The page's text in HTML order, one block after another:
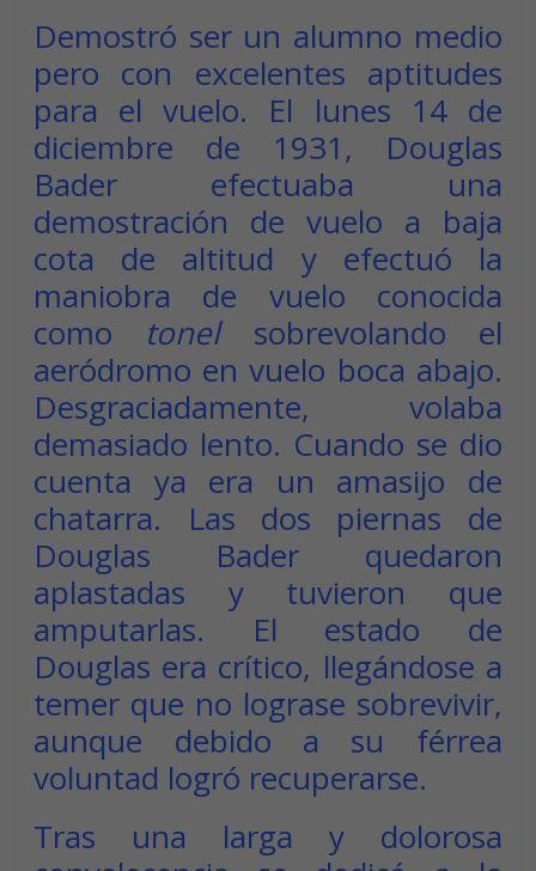
Demostró ser un alumno medio
pero con excelentes aptitudes
para el vuelo. El lunes 14 de
diciembre de 1931, Douglas
Bader efectuaba una
demostración de vuelo a baja
cota de altitud y efectuó la
maniobra de vuelo conocida
como tonelsobrevolando el
aeródromo en vuelo boca abajo.
Desgraciadamente, volaba
demasiado lento. Cuando se dio
cuenta ya era un amasijo de
chatarra. Las dos piernas de
Douglas Bader quedaron
aplastadas y tuvieron que
amputarlas. El estado de
Douglas era crítico, llegándose a
temer que no lograse sobrevivir,
aunque debido a su férrea
voluntad logró recuperarse.
Tras una larga y dolorosa